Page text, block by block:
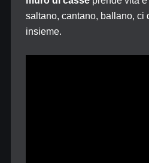
saltano, cantano, ballano, ci
insieme.